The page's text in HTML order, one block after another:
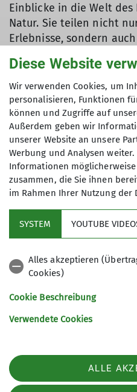
Einblicke in die Welt des
Natur. Sie teilen nicht
Erlebnisse, sondern
Aktuelle Events auf
04.09.2026
Status
Details
BIKING THE BALKANS
21.10.2026
Freiheit auf 4 Rädern
Diese Website
Wir verwenden Cookies, um
personalisieren, Funktionen
können und Zugriffe auf
Außerdem geben wir
unserer Website an unsere
Werbung und Analysen
Informationen
zusammen, die Sie ihnen
im Rahmen Ihrer Nutzung der
SYSTEM YOUTUBE
Alles akzeptieren
Cookies)
Cookie Beschreibung
Verwendete Cookies
ALLE